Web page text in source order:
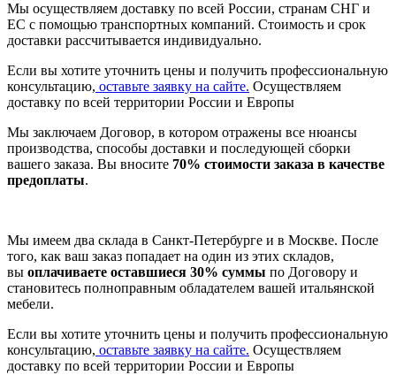
Мы осуществляем доставку по всей России, странам СНГ и
ЕС с помощью транспортных компаний. Стоимость и срок
доставки рассчитывается индивидуально.
Если вы хотите уточнить цены и получить профессиональную
консультацию, оставьте заявку на сайте. Осуществляем
доставку по всей территории России и Европы
Мы заключаем Договор, в котором отражены все нюансы
производства, способы доставки и последующей сборки
вашего заказа. Вы вносите 70% стоимости заказа в качестве
предоплаты.
Мы имеем два склада в Санкт-Петербурге и в Москве. После
того, как ваш заказ попадает на один из этих складов,
вы оплачиваете оставшиеся 30% суммы по Договору и
становитесь полноправным обладателем вашей итальянской
мебели.
Если вы хотите уточнить цены и получить профессиональную
консультацию, оставьте заявку на сайте. Осуществляем
доставку по всей территории России и Европы